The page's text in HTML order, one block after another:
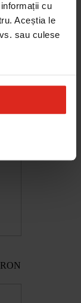
cu
Aceștia le
sau culese